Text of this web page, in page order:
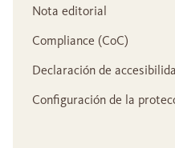
Nota editorial
Compliance (CoC)
Declaración de
Configuración de la